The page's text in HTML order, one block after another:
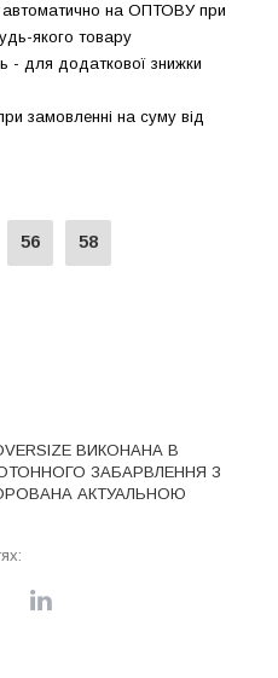
автоматично на ОПТОВУ при
якого товару
для додаткової знижки
замовленні на суму вiд
56 58
ВИКОНАНА В
ЗАБАРВЛЕННЯ З
АКТУАЛЬНОЮ